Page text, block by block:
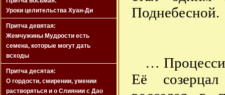
Уроки целительства Хуан-Ди
Притча девятая:
Жемчужины Мудрости есть
семена, которые могут дать
всходы
Притча десятая:
О гордости, смирении, умении
растворяться и о Слиянии с Дао
Поднебесной.
…
Её